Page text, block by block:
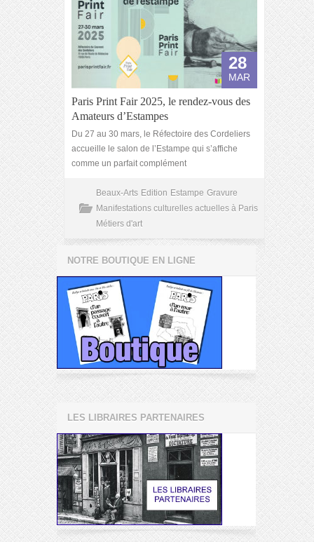
28
MAR
Paris Print Fair 2025, le rendez-vous des
Amateurs d’Estampes
Du 27 au 30 mars, le Réfectoire des Cordeliers
accueille le salon de l’Estampe qui s’affiche
comme un parfait complément
Beaux-Arts Edition Estampe Gravure
Manifestations culturelles actuelles à Paris
Métiers d'art
NOTRE BOUTIQUE EN LIGNE
LES LIBRAIRES PARTENAIRES